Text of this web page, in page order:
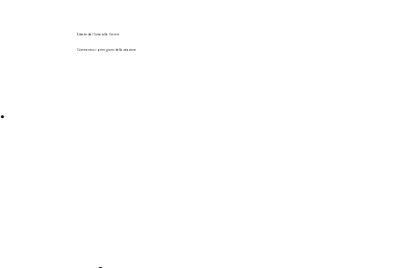
Estratto dal Corso sulla Genesi
Commento ai primi giorni della creazione